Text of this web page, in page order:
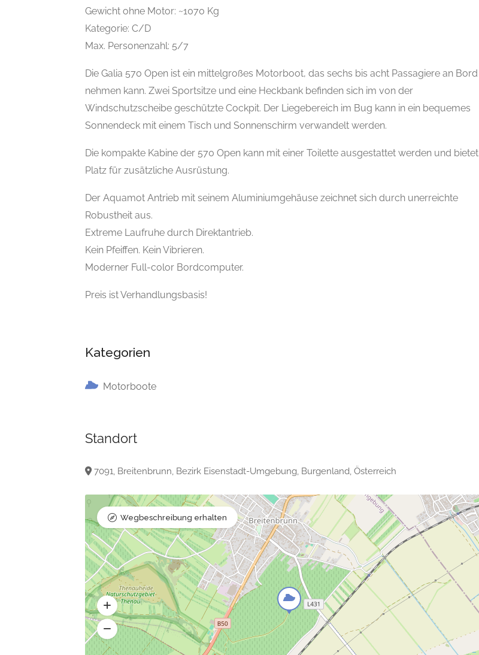
Gewicht ohne Motor: ~1070 Kg
Kategorie: C/D
Max. Personenzahl: 5/7
Die Galia 570 Open ist ein mittelgroßes Motorboot, das sechs bis acht Passagiere an Bord
nehmen kann. Zwei Sportsitze und eine Heckbank befinden sich im von der
Windschutzscheibe geschützte Cockpit. Der Liegebereich im Bug kann in ein bequemes
Sonnendeck mit einem Tisch und Sonnenschirm verwandelt werden.
Die kompakte Kabine der 570 Open kann mit einer Toilette ausgestattet werden und bietet
Platz für zusätzliche Ausrüstung.
Der Aquamot Antrieb mit seinem Aluminiumgehäuse zeichnet sich durch unerreichte
Robustheit aus.
Extreme Laufruhe durch Direktantrieb.
Kein Pfeiffen. Kein Vibrieren.
Moderner Full-color Bordcomputer.
Preis ist Verhandlungsbasis!
Kategorien
Motorboote
Standort
7091, Breitenbrunn, Bezirk Eisenstadt-Umgebung, Burgenland, Österreich
Wegbeschreibung erhalten